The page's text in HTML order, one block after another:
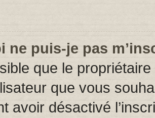
ne puis-je pas
que le
que vous
avoir désactivé